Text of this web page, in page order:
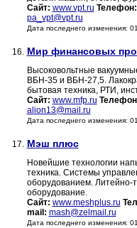
Сайт: www.vpt.ru Телефон:
pa_vpt@vpt.ru
Дата последнего изменения:
16. Мир финансовых
Высоковольтные
ВБН-35 и ВБН-27,5.
бытовая техника, РТИ,
Сайт: www.mfp.ru
alion13@mail.ru
Дата последнего изменения:
17. Мэш плюс
Новейшие технологии
техника. Системы
оборудованием. Литейно-
оборудование.
Сайт: www.meshplus.ru
mail: mash@zelmail.ru
Дата последнего изменения: